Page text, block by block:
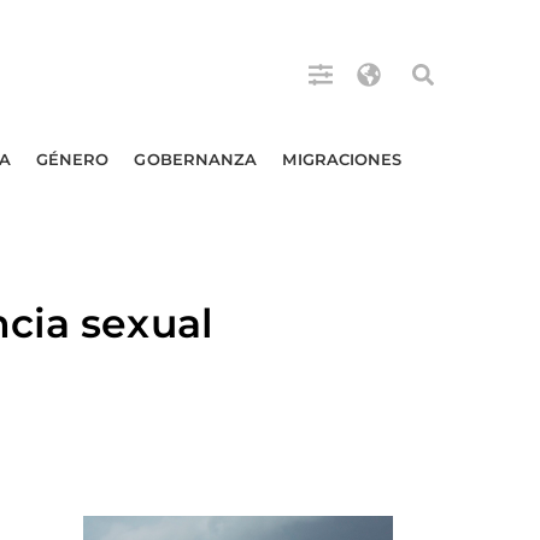
GÉNERO GOBERNANZA MIGRACIONES
sexual